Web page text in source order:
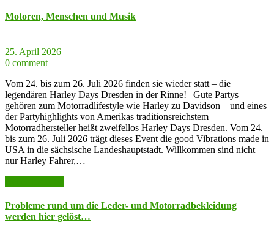
Motoren, Menschen und Musik
25. April 2026
0 comment
Vom 24. bis zum 26. Juli 2026 finden sie wieder statt – die
legendären Harley Days Dresden in der Rinne! | Gute Partys
gehören zum Motorradlifestyle wie Harley zu Davidson – und eines
der Partyhighlights von Amerikas traditionsreichstem
Motorradhersteller heißt zweifellos Harley Days Dresden. Vom 24.
bis zum 26. Juli 2026 trägt dieses Event die good Vibrations made in
USA in die sächsische Landeshauptstadt. Willkommen sind nicht
nur Harley Fahrer,…
Probleme rund um die Leder- und Motorradbekleidung
werden hier gelöst…